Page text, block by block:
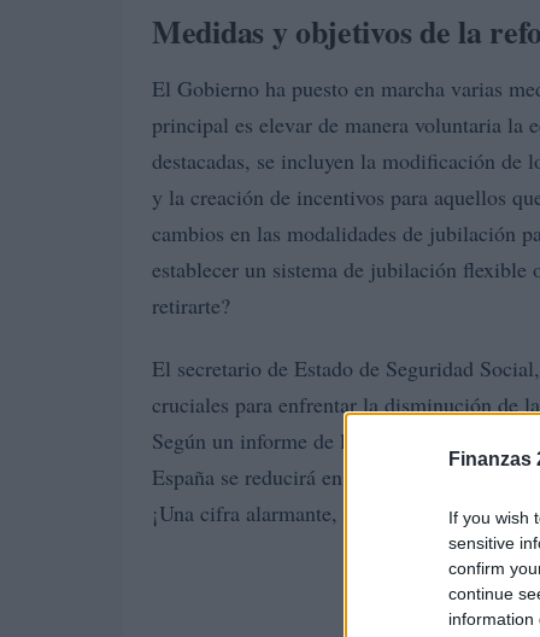
Finanzas
If you wish
sensitive
confirm
continue
information
Medidas y objetivos de la
El Gobierno ha puesto en marcha varias
principal es elevar de manera voluntaria la
destacadas, se incluyen la modificación de
y la creación de incentivos para aquellos
cambios en las modalidades de jubilación
establecer un sistema de jubilación flexible
retirarte?
El secretario de Estado de Seguridad
cruciales para enfrentar la disminución de
Según un informe de la OCDE, se estima
España se reducirá en un 30%, lo que
¡Una cifra alarmante, sin duda!